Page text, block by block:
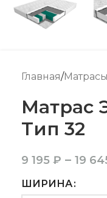
Главная/Матрасы
Матрас
Тип 32
9 195 ₽ – 19
ШИРИНА